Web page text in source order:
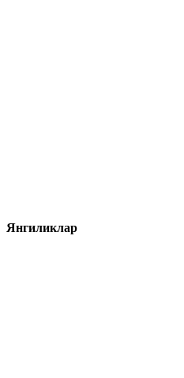
Янгиликлар